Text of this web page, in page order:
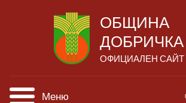
ОБЩИНА
ДОБРИЧКА
ОФИЦИАЛЕН САЙТ
Меню